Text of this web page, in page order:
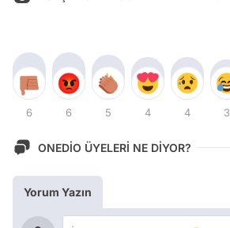
6 6 5 4 4 3
ONEDİO ÜYELERİ NE DİYOR?
Yorum Yazın